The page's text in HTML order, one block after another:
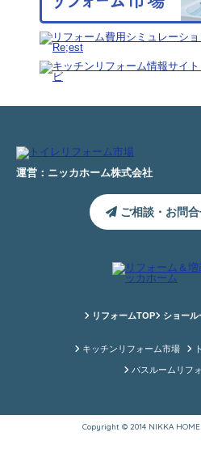
運営：ニッカホーム株式会社
ご相談・お問
リフォームTOP ショール
キッチンリフォーム市場
バスルームリフ
Copyright © 2014 NIKKA